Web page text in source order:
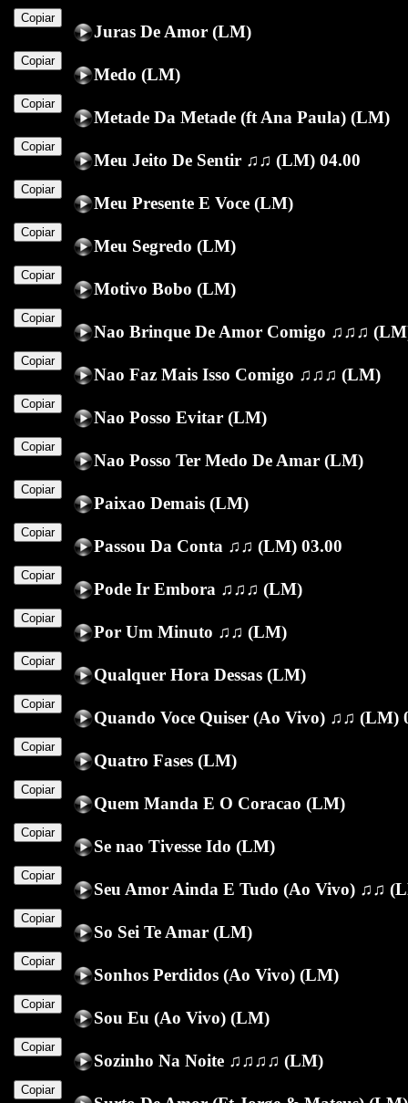
Juras De Amor (LM)
Copiar
Medo (LM)
Copiar
Metade Da Metade (ft Ana Paula) (LM)
Copiar
Meu Jeito De Sentir ♫♫ (LM) 04.00
Copiar
Meu Presente E Voce (LM)
Copiar
Meu Segredo (LM)
Copiar
Motivo Bobo (LM)
Copiar
Nao Brinque De Amor Comigo ♫♫♫
Copiar
Nao Faz Mais Isso Comigo ♫♫♫ (LM)
Copiar
Nao Posso Evitar (LM)
Copiar
Nao Posso Ter Medo De Amar (LM)
Copiar
Paixao Demais (LM)
Copiar
Passou Da Conta ♫♫ (LM) 03.00
Copiar
Pode Ir Embora ♫♫♫ (LM)
Copiar
Por Um Minuto ♫♫ (LM)
Copiar
Qualquer Hora Dessas (LM)
Copiar
Quando Voce Quiser (Ao Vivo) ♫♫ (LM)
Copiar
Quatro Fases (LM)
Copiar
Quem Manda E O Coracao (LM)
Copiar
Se nao Tivesse Ido (LM)
Copiar
Seu Amor Ainda E Tudo (Ao Vivo) ♫♫
Copiar
So Sei Te Amar (LM)
Copiar
Sonhos Perdidos (Ao Vivo) (LM)
Copiar
Sou Eu (Ao Vivo) (LM)
Copiar
Sozinho Na Noite ♫♫♫♫ (LM)
Copiar
Copiar